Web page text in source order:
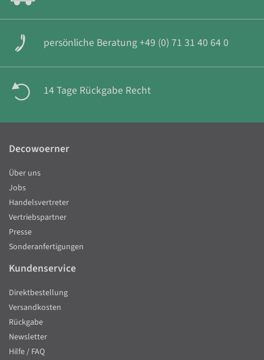
persönliche Beratung +49 (0) 71 31 40 64 0
14 Tage Rückgabe Recht
Decowoerner
Über uns
Jobs
Handelsvertreter
Vertriebspartner
Presse
Sonderanfertigungen
Kundenservice
Direktbestellung
Versandkosten
Rückgabe
Newsletter
Hilfe / FAQ